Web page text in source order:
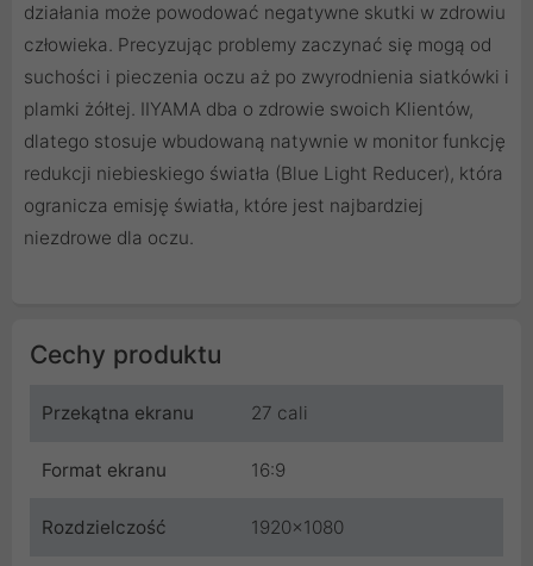
działania może powodować negatywne skutki w zdrowiu
człowieka. Precyzując problemy zaczynać się mogą od
suchości i pieczenia oczu aż po zwyrodnienia siatkówki i
plamki żółtej. IIYAMA dba o zdrowie swoich Klientów,
dlatego stosuje wbudowaną natywnie w monitor funkcję
redukcji niebieskiego światła (Blue Light Reducer), która
ogranicza emisję światła, które jest najbardziej
niezdrowe dla oczu.
Cechy produktu
Przekątna ekranu 27 cali
Format ekranu 16:9
Rozdzielczość 1920x1080